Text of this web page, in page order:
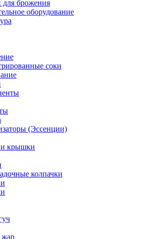
для брожения
оборудование
соки
(Эссенции)
крышки
колпачки